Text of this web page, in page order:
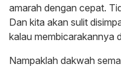
amarah dengan cepat.
Dan kita akan sulit
kalau membicarakannya
Nampaklah dakwah